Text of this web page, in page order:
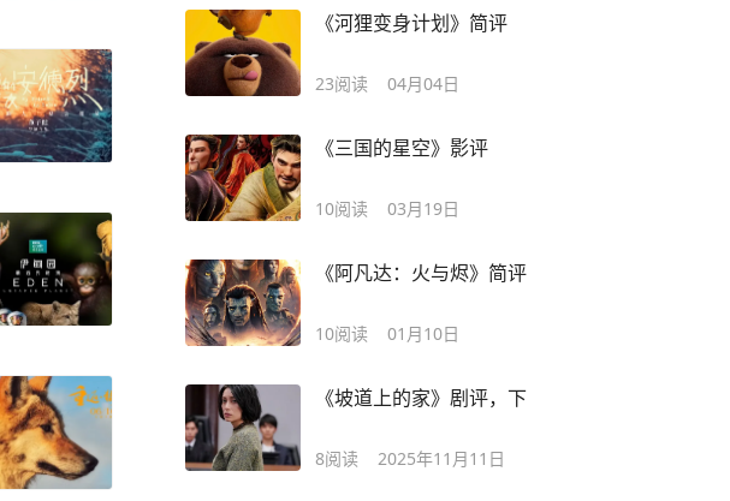
《河狸变身计划》简评
23阅读 04月04日
《三国的星空》影评
10阅读 03月19日
《阿凡达：火与烬》简评
10阅读 01月10日
《坡道上的家》剧评，下
8阅读 2025年11月11日